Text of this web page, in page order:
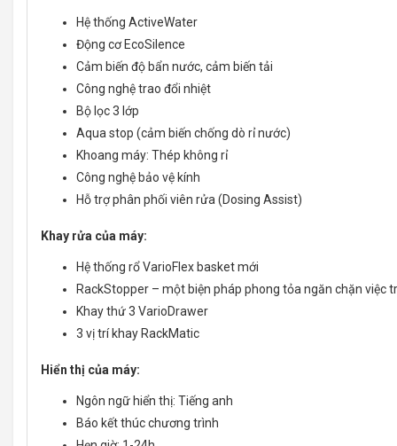
Hệ thống ActiveWater
Động cơ EcoSilence
Cảm biến độ bẩn nước, cảm biến tải
Công nghệ trao đổi nhiệt
Bộ lọc 3 lớp
Aqua stop (cảm biến chống dò rỉ nước)
Khoang máy: Thép không rỉ
Công nghệ bảo vệ kính
Hỗ trợ phân phối viên rửa (Dosing Assist)
Khay rửa của máy:
Hệ thống rổ VarioFlex basket mới
RackStopper – một biện pháp phong tỏa ngăn chặn việc
Khay thứ 3 VarioDrawer
3 vị trí khay RackMatic
Hiển thị của máy:
Ngôn ngữ hiển thị: Tiếng anh
Báo kết thúc chương trình